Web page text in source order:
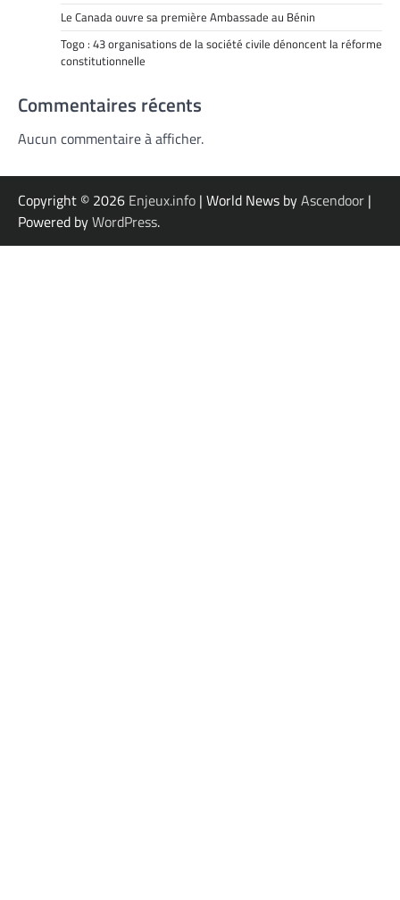
Le Canada ouvre sa première Ambassade au Bénin
Togo : 43 organisations de la société civile dénoncent la réforme
constitutionnelle
Commentaires récents
Aucun commentaire à afficher.
Copyright © 2026 Enjeux.info | World News byAscendoor |
Powered byWordPress.